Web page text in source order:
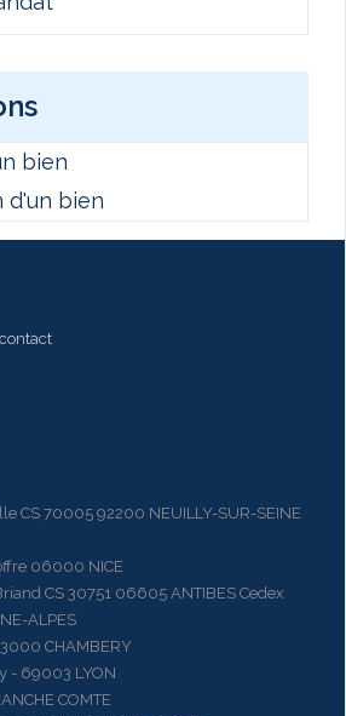
bien
d'un bien
70005 92200 NEUILLY-SUR-SEINE
06000 NICE
CS 30751 06605 ANTIBES Cedex
ALPES
CHAMBERY
69003 LYON
COMTE